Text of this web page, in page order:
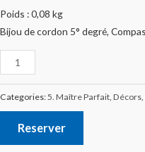
Poids : 0,08 kg
Bijou de cordon 5° degré,
Categories:5. Maître Parfait Décors
Reserver